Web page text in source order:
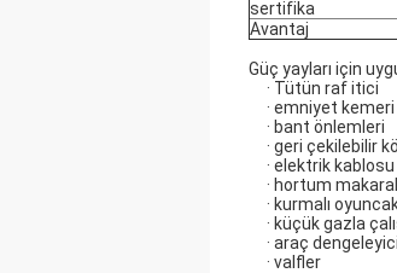
sertifika
Avantaj
Güç yayları için
· Tütün raf itici
· emniyet kemeri
· bant önlemleri
· geri çekilebilir
· elektrik kablosu
· hortum
· kurmalı
· küçük gazla
· araç
· valfler